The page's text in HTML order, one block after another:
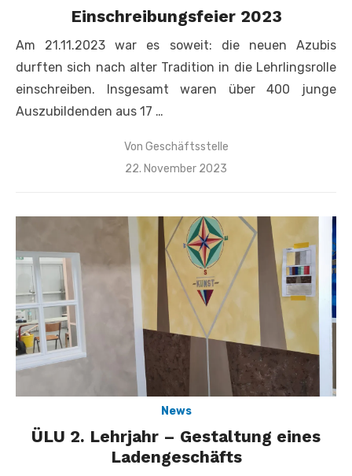
Einschreibungsfeier 2023
Am 21.11.2023 war es soweit: die neuen Azubis
durften sich nach alter Tradition in die Lehrlingsrolle
einschreiben. Insgesamt waren über 400 junge
Auszubildenden aus 17 …
Von Geschäftsstelle
Veröffentlicht
22. November 2023
News
ÜLU 2. Lehrjahr – Gestaltung eines
Ladengeschäfts